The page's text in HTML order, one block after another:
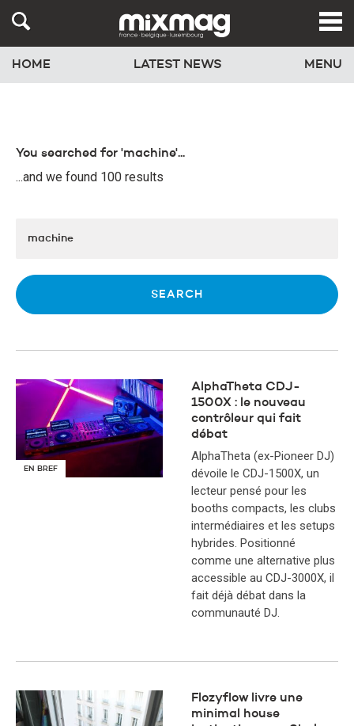
HOME LATEST NEWS MENU
You searched for 'machine'...
...and we found 100 results
EN BREF
AlphaTheta CDJ-
1500X : le nouveau
contrôleur qui fait
débat
AlphaTheta (ex-Pioneer DJ)
dévoile le CDJ-1500X, un
lecteur pensé pour les
booths compacts, les clubs
intermédiaires et les setups
hybrides. Positionné
comme une alternative plus
accessible au CDJ-3000X, il
fait déjà débat dans la
communauté DJ.
Flozyflow livre une
minimal house